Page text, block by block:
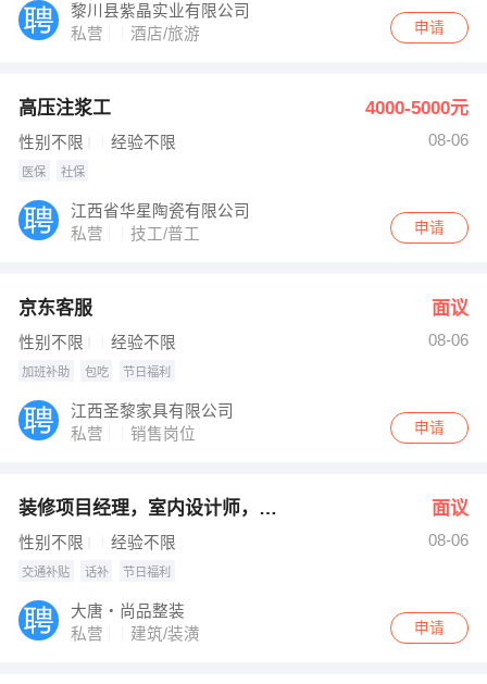
黎川县紫晶实业有限公司
私营
酒店/旅游 申请
高压注浆工 4000-5000元
性别不限 经验不限 08-06
医保 社保
江西省华星陶瓷有限公司
私营
技工/普工 申请
京东客服 面议
性别不限 经验不限 08-06
加班补助 包吃 节日福利
江西圣黎家具有限公司
私营
销售岗位 申请
装修项目经理，室内设计师，会计 面议
性别不限 经验不限 08-06
交通补贴 话补 节日福利
大唐・尚品整装
私营
建筑/装潢 申请